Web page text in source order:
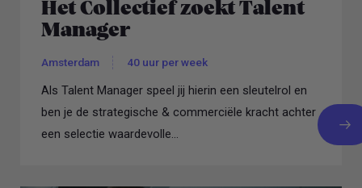
Het Collectief zoekt Talent
Manager
Amsterdam 40 uur per week
Als Talent Manager speel jij hierin een sleutelrol en
ben je de strategische & commerciële kracht achter
een selectie waardevolle...